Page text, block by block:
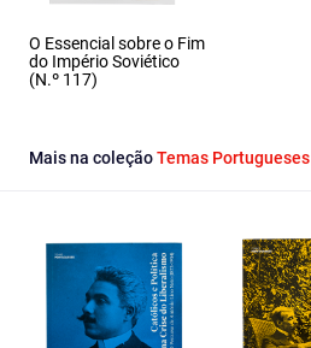
O Essencial sobre o Fim
do Império Soviético
(N.º 117)
Mais na coleçãoTemas Portugueses